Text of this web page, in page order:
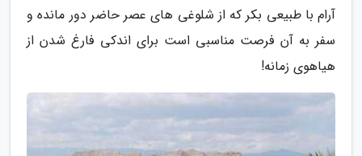
آرام با طبیعی بکر که از شلوغی های عصر حاضر دور مانده و
سفر به آن فرصت مناسبی است برای اندکی فارغ شدن از
هیاهوی زمانه!